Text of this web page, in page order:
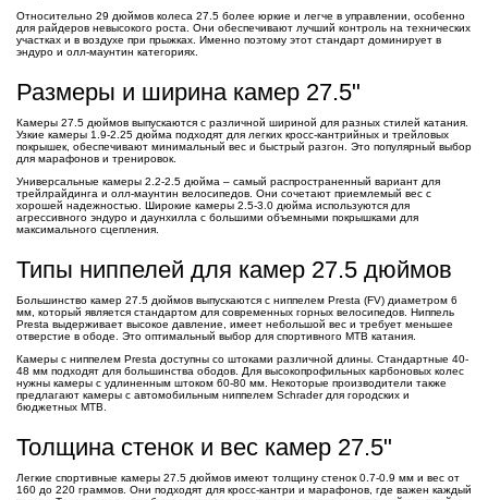
Относительно 29 дюймов колеса 27.5 более юркие и легче в управлении, особенно
для райдеров невысокого роста. Они обеспечивают лучший контроль на технических
участках и в воздухе при прыжках. Именно поэтому этот стандарт доминирует в
эндуро и олл-маунтин категориях.
Размеры и ширина камер 27.5"
Камеры 27.5 дюймов выпускаются с различной шириной для разных стилей катания.
Узкие камеры 1.9-2.25 дюйма подходят для легких кросс-кантрийных и трейловых
покрышек, обеспечивают минимальный вес и быстрый разгон. Это популярный выбор
для марафонов и тренировок.
Универсальные камеры 2.2-2.5 дюйма – самый распространенный вариант для
трейлрайдинга и олл-маунтин велосипедов. Они сочетают приемлемый вес с
хорошей надежностью. Широкие камеры 2.5-3.0 дюйма используются для
агрессивного эндуро и даунхилла с большими объемными покрышками для
максимального сцепления.
Типы ниппелей для камер 27.5 дюймов
Большинство камер 27.5 дюймов выпускаются с ниппелем Presta (FV) диаметром 6
мм, который является стандартом для современных горных велосипедов. Ниппель
Presta выдерживает высокое давление, имеет небольшой вес и требует меньшее
отверстие в ободе. Это оптимальный выбор для спортивного MTB катания.
Камеры с ниппелем Presta доступны со штоками различной длины. Стандартные 40-
48 мм подходят для большинства ободов. Для высокопрофильных карбоновых колес
нужны камеры с удлиненным штоком 60-80 мм. Некоторые производители также
предлагают камеры с автомобильным ниппелем Schrader для городских и
бюджетных MTB.
Толщина стенок и вес камер 27.5"
Легкие спортивные камеры 27.5 дюймов имеют толщину стенок 0.7-0.9 мм и вес от
160 до 220 граммов. Они подходят для кросс-кантри и марафонов, где важен каждый